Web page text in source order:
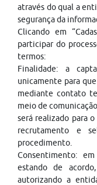
através do qual a
segurança da
Clicando em
participar do
termos:
Finalidade: a
unicamente para
mediante contato
meio de
será realizado para
recrutamento e
procedimento.
Consentimento:
estando de
autorizando a